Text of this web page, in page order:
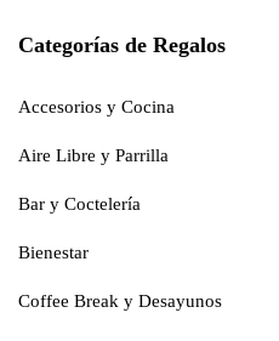
Categorías de Regalos
Accesorios y Cocina
Aire Libre y Parrilla
Bar y Coctelería
Bienestar
Coffee Break y Desayunos